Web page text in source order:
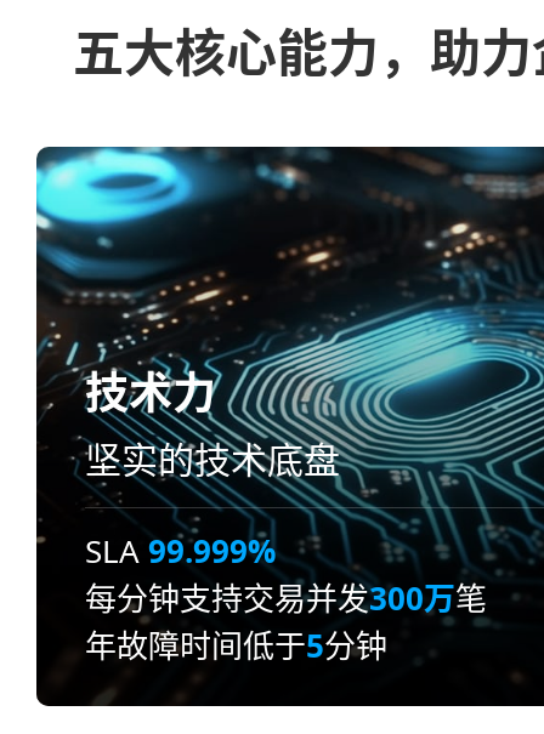
五大核心能力，助
技术力
坚实的技术底盘
SLA99.999%
每分钟支持交易并发300万笔
年故障时间低于5分钟